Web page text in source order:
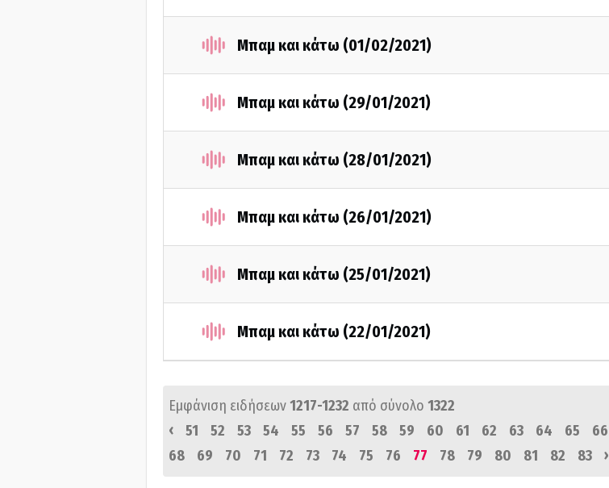
Μπαμ και κάτω (01/02/2021)
Μπαμ και κάτω (29/01/2021)
Μπαμ και κάτω (28/01/2021)
Μπαμ και κάτω (26/01/2021)
Μπαμ και κάτω (25/01/2021)
Μπαμ και κάτω (22/01/2021)
Εμφάνιση ειδήσεων1217-1232 από σύνολο 1322
‹
51 52 53 54 55 56 57 58 59 60 61 62 63 64 65 66
68
69 70 71 72 73 74 75 76 77 78 79 80 81 82 83 ›